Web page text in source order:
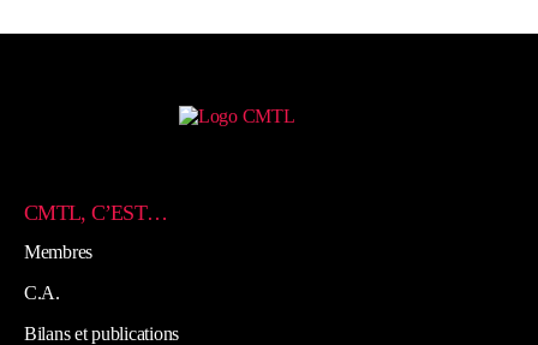
CMTL, C’EST…
Membres
C.A.
Bilans et publications